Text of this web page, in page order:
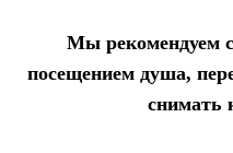
Мы рекомендуем
посещением душа,
снимать